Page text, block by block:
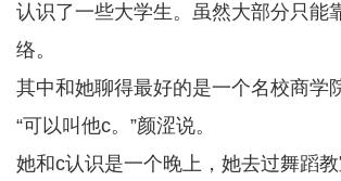
认识了一些大学生。虽然大部分只能
络。
其中和她聊得最好的是一个名校商学
“可以叫他c。”颜涩说。
她和c认识是一个晚上，她去过舞蹈